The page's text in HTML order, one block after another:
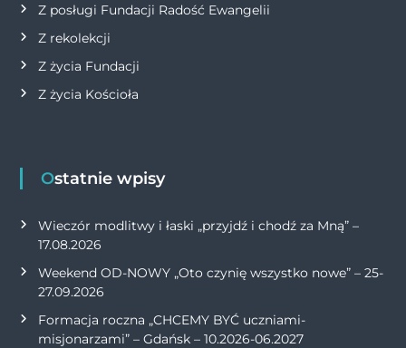
Z posługi Fundacji Radość Ewangelii
Z rekolekcji
Z życia Fundacji
Z życia Kościoła
Ostatnie wpisy
Wieczór modlitwy i łaski „przyjdź i chodź za Mną” –
17.08.2026
Weekend OD-NOWY „Oto czynię wszystko nowe” – 25-
27.09.2026
Formacja roczna „CHCEMY BYĆ uczniami-
misjonarzami” – Gdańsk – 10.2026-06.2027